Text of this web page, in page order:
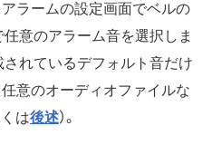
ラームの設定画面でベルの
意のアラーム音を選択しま
れているデフォルト音だけ
意のオーディオファイルな
は後述）。